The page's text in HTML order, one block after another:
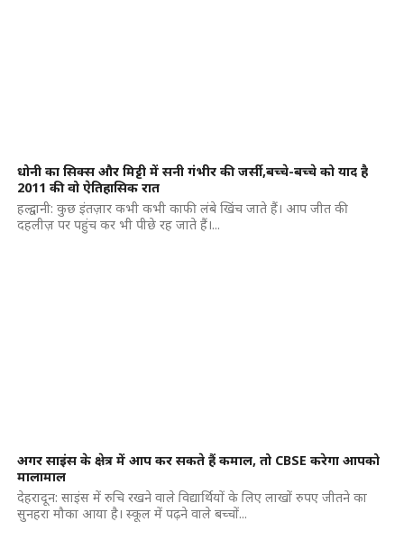
धोनी का सिक्स और मिट्टी में सनी गंभीर की जर्सी,बच्चे-बच्चे को याद है
2011 की वो ऐतिहासिक रात
हल्द्वानी: कुछ इंतज़ार कभी कभी काफी लंबे खिंच जाते हैं। आप जीत की
दहलीज़ पर पहुंच कर भी पीछे रह जाते हैं।...
अगर साइंस के क्षेत्र में आप कर सकते हैं कमाल, तो CBSE करेगा आपको
मालामाल
देहरादून: साइंस में रुचि रखने वाले विद्यार्थियों के लिए लाखों रुपए जीतने का
सुनहरा मौका आया है। स्कूल में पढ़ने वाले बच्चों...